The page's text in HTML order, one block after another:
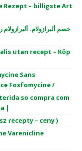
Rezept – billigste Art
خصم ألبرازولام.
utan recept – Köp
Sans
Fosfomycine /
so compra com
|
recepty – ceny )
Varenicline